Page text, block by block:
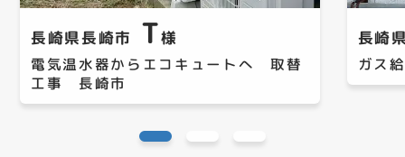
長崎県長崎市 T様
電気温水器からエコキュートへ 取替
工事 長崎市
長崎
ガス